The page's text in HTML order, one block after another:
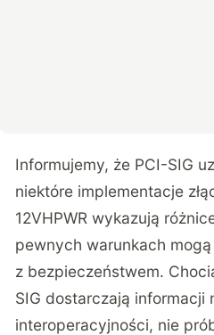
Informujemy, że PCI-SIG
niektóre implementacje
12VHPWR wykazują
pewnych warunkach
z bezpieczeństwem.
SIG dostarczają informacji
interoperacyjności, nie